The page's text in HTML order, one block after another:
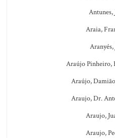
Antunes,
Araia,
Aranyés,
Araújo Pinheiro,
Araújo,
Araujo, Dr.
Araujo,
Araujo,